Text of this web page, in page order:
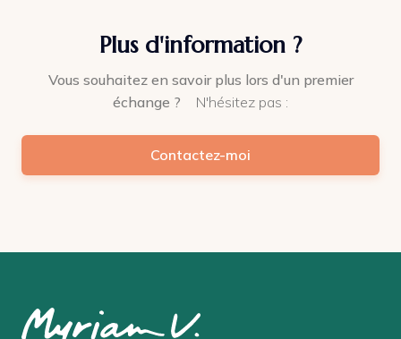
Plus d'information ?
Vous souhaitez en savoir plus lors d'un premier
échange ?
N'hésitez pas :
Contactez-moi